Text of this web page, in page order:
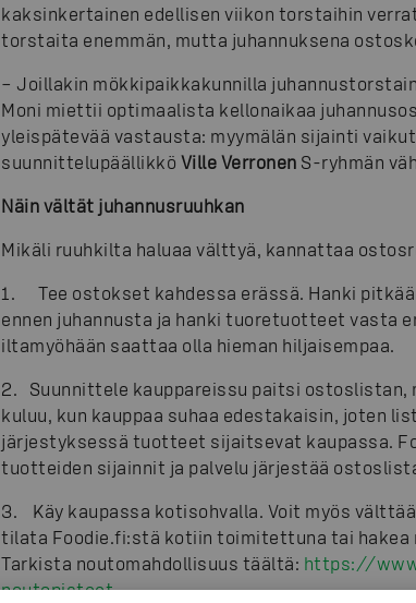
kaksinkertainen edellisen viikon torstaihin
torstaita enemmän, mutta juhannuksena
– Joillakin mökkipaikkakunnilla
Moni miettii optimaalista kellonaikaa
yleispätevää vastausta: myymälän sijainti
suunnittelupäällikkö Ville Verronen S-ryhmän
Näin vältät juhannusruuhkan
Mikäli ruuhkilta haluaa välttyä, kannattaa
1. Tee ostokset kahdessa erässä. Hanki
ennen juhannusta ja hanki tuoretuotteet vasta
iltamyöhään saattaa olla hieman hiljaisempaa.
2. Suunnittele kauppareissu paitsi ostoslistan,
kuluu, kun kauppaa suhaa edestakaisin, joten
järjestyksessä tuotteet sijaitsevat kaupassa.
tuotteiden sijainnit ja palvelu järjestää
3. Käy kaupassa kotisohvalla. Voit myös
tilata Foodie.fi:stä kotiin toimitettuna tai
Tarkista noutomahdollisuus täältä: https://
noutopisteet